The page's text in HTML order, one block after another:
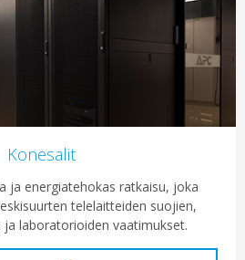
Konesalit
ja energiatehokas ratkaisu, joka
telelaitteiden suojien,
ja laboratorioiden vaatimukset.